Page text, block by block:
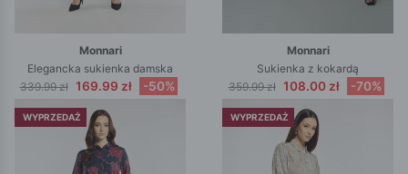
Monnari
Elegancka sukienka damska
339.99 zł 169.99 zł -50%
Monnari
Sukienka z kokardą
359.99 zł 108.00 zł -70%
WYPRZEDAŻ WYPRZEDAŻ